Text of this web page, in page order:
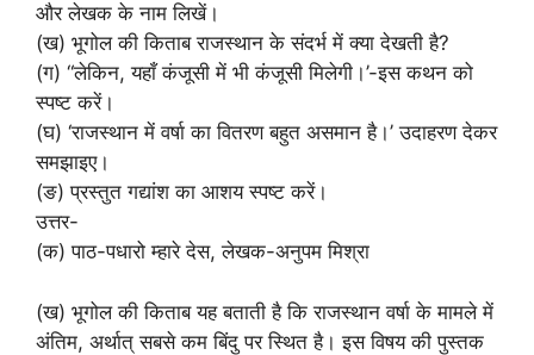
और लेखक के नाम लिखें।
(ख) भूगोल की किताब राजस्थान के संदर्भ में क्या देखती है?
(ग) “लेकिन, यहाँ कंजूसी में भी कंजूसी मिलेगी।’-इस कथन को
स्पष्ट करें।
(घ) ‘राजस्थान में वर्षा का वितरण बहुत असमान है।’ उदाहरण देकर
समझाइए।
(ङ) प्रस्तुत गद्यांश का आशय स्पष्ट करें।
उत्तर-
(क) पाठ-पधारो म्हारे देस, लेखक-अनुपम मिश्रा
(ख) भूगोल की किताब यह बताती है कि राजस्थान वर्षा के मामले में
अंतिम, अर्थात् सबसे कम बिंदु पर स्थित है। इस विषय की पुस्तक